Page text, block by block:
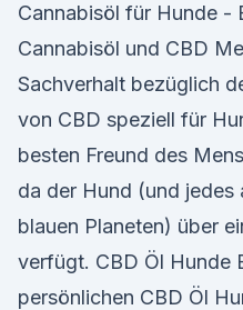
Cannabisöl für Hunde -
Cannabisöl und CBD
Sachverhalt bezüglich
von CBD speziell für
besten Freund des
da der Hund (und jedes
blauen Planeten) über
verfügt. CBD Öl Hunde
persönlichen CBD Öl